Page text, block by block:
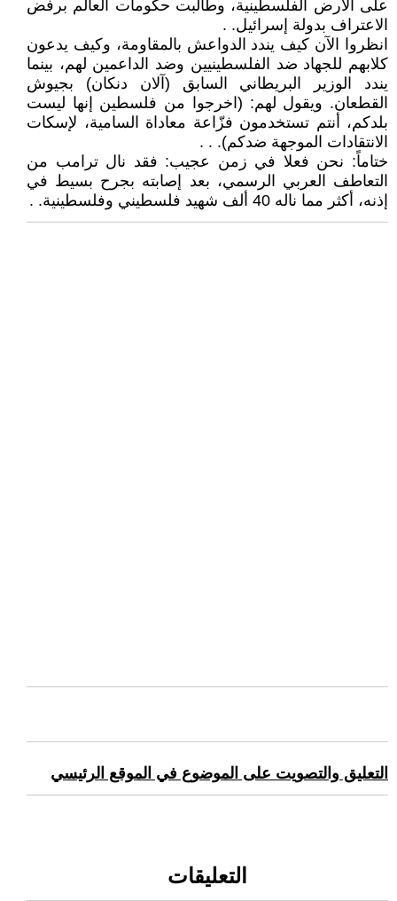
على الارض الفلسطينية، وطالبت حكومات العالم برفض
الاعتراف بدولة إسرائيل. .
انظروا الآن كيف يندد الدواعش بالمقاومة، وكيف يدعون
كلابهم للجهاد ضد الفلسطينيين وضد الداعمين لهم، بينما
يندد الوزير البريطاني السابق (آلان دنكان) بجيوش
القطعان. ويقول لهم: (اخرجوا من فلسطين إنها ليست
بلدكم، أنتم تستخدمون فزّاعة معاداة السامية، لإسكات
الانتقادات الموجهة ضدكم). . .
ختاماً: نحن فعلا في زمن عجيب: فقد نال ترامب من
التعاطف العربي الرسمي، بعد إصابته بجرح بسيط في
إذنه، أكثر مما ناله 40 ألف شهيد فلسطيني وفلسطينية. .
التعليق والتصويت على الموضوع في الموقع الرئيسي
التعليقات